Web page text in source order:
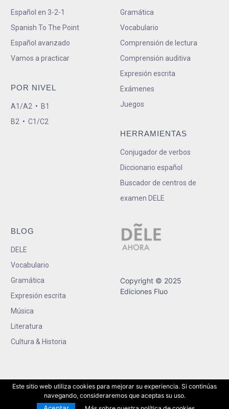
Español en 3-2-1
Spanish To The Point
Español avanzado
Vamos a practicar
POR NIVEL
A1/A2 • B1
B2 • C1/C2
Gramática
Vocabulario
Comprensión de lectura
Comprensión auditiva
Expresión escrita
Exámenes
Juegos
HERRAMIENTAS
Conjugador de verbos
Diccionario español
Buscador de centros de
examen DELE
BLOG
DELE
Vocabulario
Gramática
Expresión escrita
Música
Literatura
Cultura & Historia
Copyright © 2025
Ediciones Fluo
Este sitio web utiliza cookies para mejorar su experiencia. Si continúas
navegando, consideraremos que aceptas su uso.